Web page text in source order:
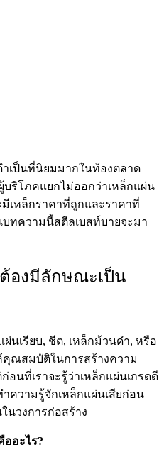
เป็นที่นิยมมากในท้องตลาด
บริโภคแยกไม่ออกว่าเหล็กแผ่น
เหล็กราคาที่ถูกและราคาที่
ทความนี้สตีลเบสท์บายจะมา
องมีลักษณะเป็น
ผ่นเรียบ, ชีต, เหล็กม้วนดำ, หรือ
คุณสมบัติในการสร้างความ
นที่เราจะรู้ว่าเหล็กแผ่นเกรดดี
ความรู้จักเหล็กแผ่นเสียก่อน
นวงการก่อสร้าง
อะไร?